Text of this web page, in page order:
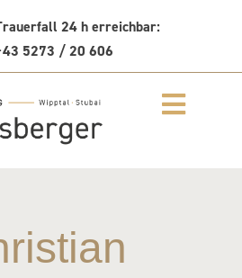
24 h erreichbar:
5273 / 20 606